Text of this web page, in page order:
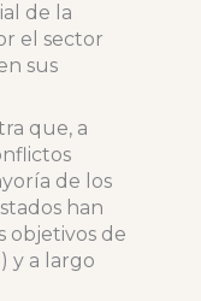
de la
el sector
sus
que, a
de los
han
objetivos de
y a largo